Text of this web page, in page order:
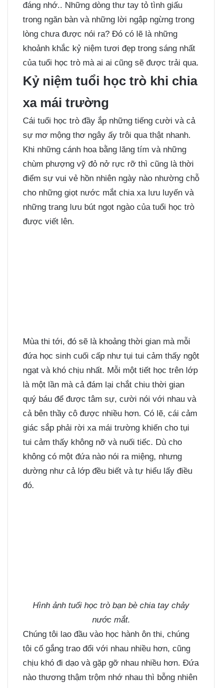
đáng nhớ.. Những dòng thư tay tỏ tình giấu
trong ngăn bàn và những lời ngập ngừng trong
lòng chưa được nói ra? Đó có lẽ là những
khoảnh khắc kỷ niệm tươi đẹp trong sáng nhất
của tuổi học trò mà ai ai cũng sẽ được trải qua.
Kỷ niệm tuổi học trò khi chia
xa mái trường
Cái tuổi học trò đầy ắp những tiếng cười và cả
sự mơ mộng thơ ngây ấy trôi qua thật nhanh.
Khi những cánh hoa bằng lăng tím và những
chùm phượng vỹ đỏ nở rực rỡ thì cũng là thời
điểm sự vui vẻ hồn nhiên ngày nào nhường chỗ
cho những giọt nước mắt chia xa lưu luyến và
những trang lưu bút ngọt ngào của tuổi học trò
được viết lên.
Mùa thi tới, đó sẽ là khoảng thời gian mà mỗi
đứa học sinh cuối cấp như tụi tui cảm thấy ngột
ngạt và khó chịu nhất. Mỗi một tiết học trên lớp
là một lần mà cả đám lại chắt chiu thời gian
quý báu để được tâm sự, cười nói với nhau và
cả bên thầy cô được nhiều hơn. Có lẽ, cái cảm
giác sắp phải rời xa mái trường khiến cho tụi
tui cảm thấy không nỡ và nuối tiếc. Dù cho
không có một đứa nào nói ra miệng, nhưng
dường như cả lớp đều biết và tự hiểu lấy điều
đó.
Hình ảnh tuổi học trò bạn bè chia tay chảy
nước mắt.
Chúng tôi lao đầu vào học hành ôn thi, chúng
tôi cố gắng trao đổi với nhau nhiều hơn, cũng
chịu khó đi dạo và gặp gỡ nhau nhiều hơn. Đứa
nào thương thậm trộm nhớ nhau thì bỗng nhiên